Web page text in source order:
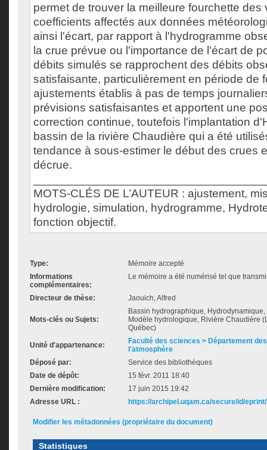
permet de trouver la meilleure fourchette des
coefficients affectés aux données
ainsi l'écart, par rapport à l'hydrogramme
la crue prévue ou l'importance de l'écart de
débits simulés se rapprochent des débits
satisfaisante, particulièrement en période de
ajustements établis à pas de temps
prévisions satisfaisantes et apportent une
correction continue, toutefois l'implantation
bassin de la rivière Chaudière qui a été
tendance à sous-estimer le début des crues
décrue.
MOTS-CLÉS DE L’AUTEUR : ajustement,
hydrologie, simulation, hydrogramme,
fonction objectif.
Type:
Mémoire accepté
Informations
complémentaires:
Le mémoire a été numérisé tel que
Directeur de thèse: Jaouich, Alfred
Mots-clés ou Sujets:
Bassin hydrographique,
Modèle hydrologique, Rivière Chaudière
Québec)
Unité d'appartenance:
Faculté des sciences > Département
l'atmosphère
Déposé par:
Service des bibliothèques
Date de dépôt:
15 févr. 2011 18:40
Dernière modification:
17 juin 2015 19:42
Adresse URL :
https://archipel.uqam.ca/secure/id/
Modifier les métadonnées (propriétaire du document)
Statistiques